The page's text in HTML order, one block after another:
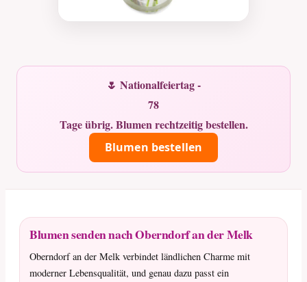
🌷 Nationalfeiertag -
78
Tage übrig. Blumen rechtzeitig bestellen.
Blumen bestellen
Blumen senden nach Oberndorf an der Melk
Oberndorf an der Melk verbindet ländlichen Charme mit
moderner Lebensqualität, und genau dazu passt ein